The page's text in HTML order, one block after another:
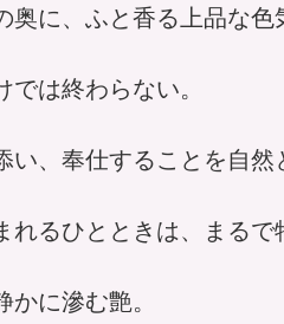
奥に、ふと香る上品な色
は終わらない。
い、奉仕することを自然
れるひとときは、まるで
に滲む艶。